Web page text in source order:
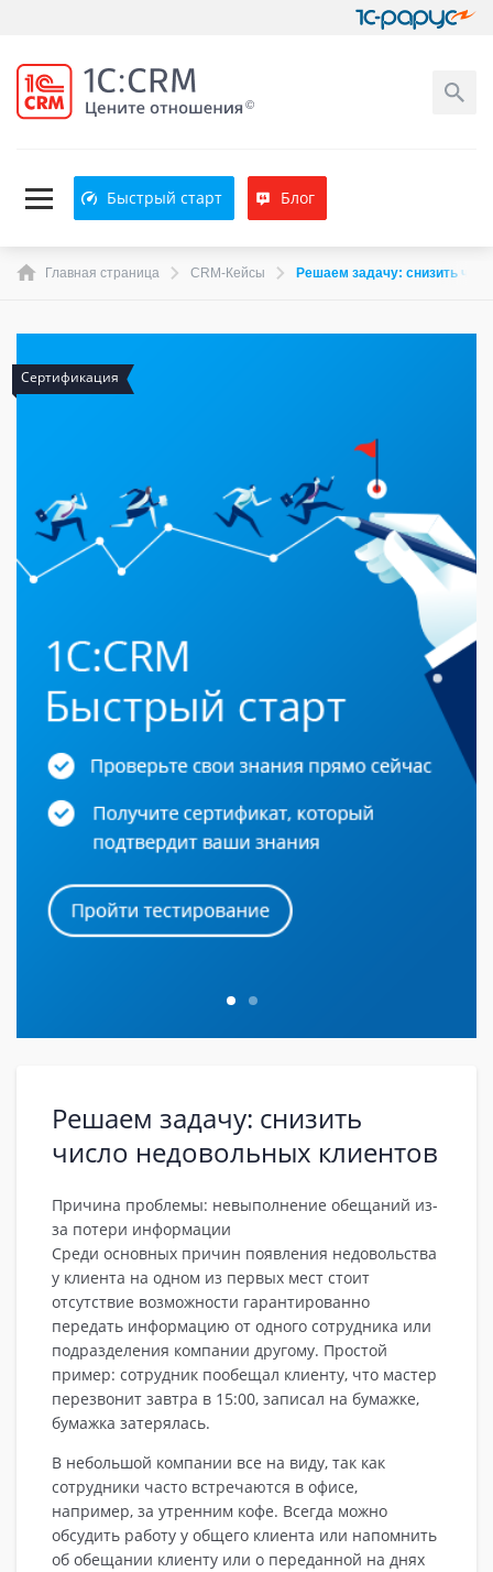
Быстрый старт Блог
Главная страница CRM-Кейсы Решаем задачу: снизить
Решаем задачу: снизить
число недовольных клиентов
Причина проблемы: невыполнение обещаний из-
за потери информации
Среди основных причин появления недовольства
у клиента на одном из первых мест стоит
отсутствие возможности гарантированно
передать информацию от одного сотрудника или
подразделения компании другому. Простой
пример: сотрудник пообещал клиенту, что мастер
перезвонит завтра в 15:00, записал на бумажке,
бумажка затерялась.
В небольшой компании все на виду, так как
сотрудники часто встречаются в офисе,
например, за утренним кофе. Всегда можно
обсудить работу у общего клиента или напомнить
об обещании клиенту или о переданной на днях
Сертификация